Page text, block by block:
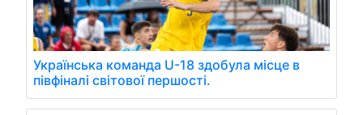
Українська команда U-18 здобула місце в
півфіналі світової першості.